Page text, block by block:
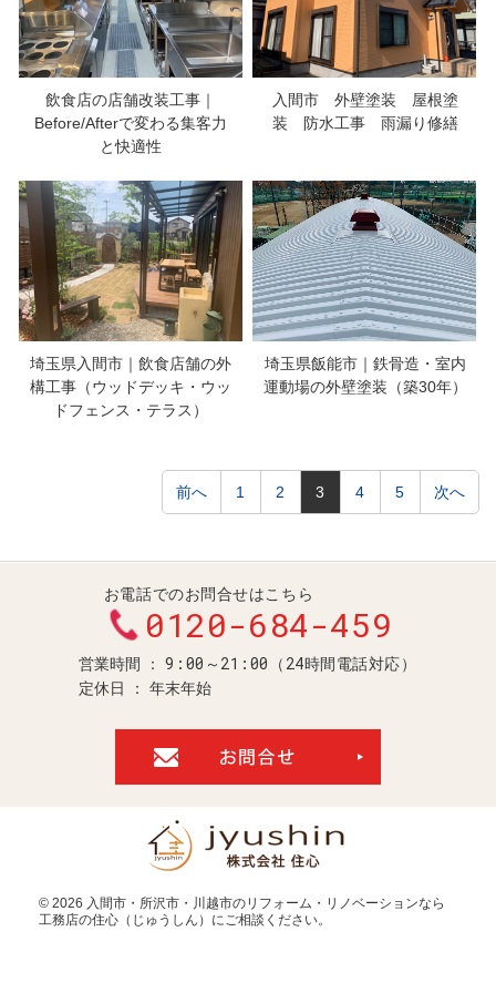
飲食店の店舗改装工事｜
Before/Afterで変わる集客力
と快適性
入間市 外壁塗装 屋根塗
装 防水工事 雨漏り修繕
埼玉県入間市｜飲食店舗の外
構工事（ウッドデッキ・ウッ
ドフェンス・テラス）
埼玉県飯能市｜鉄骨造・室内
運動場の外壁塗装（築30年）
前へ 1 2 3 4 5 次へ
お電話でのお問合せはこちら
0120-684-459
営業時間 9:00～21:00（24時間電話対応）
定休日 年末年始
© 2026 入間市・所沢市・川越市のリフォーム・リノベーションなら
工務店の住心（じゅうしん） にご相談ください。